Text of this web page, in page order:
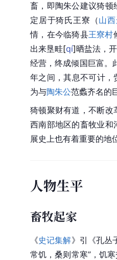
畜，即陶朱公建议猗
定居于猗氏王寮（山
情，在今临猗县王寮村
出来垦畦[qí]晒盐法，
经营，终成倾国巨富。
年之间，其息不可计，
为与陶朱公范蠡齐名的
猗顿聚财有道，不断改
西南部地区的畜牧业和
展史上也有着重要的地
人物生平
畜牧起家
《史记集解》引《孔丛
常饥，桑则常寒”，饥